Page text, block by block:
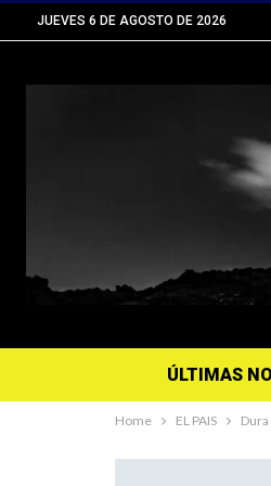
JUEVES 6 DE AGOSTO DE 2026
ÚLTIMAS
Home EL PAIS